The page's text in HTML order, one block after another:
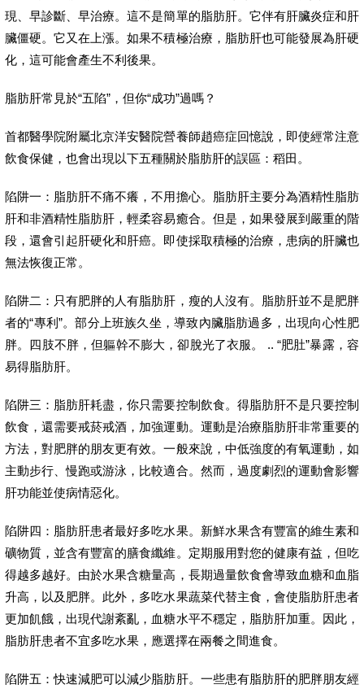
現、早診斷、早治療。這不是簡單的脂肪肝。它伴有肝臟炎症和肝
臟僵硬。它又在上漲。如果不積極治療，脂肪肝也可能發展為肝硬
化，這可能會產生不利後果。
脂肪肝常見於“五陷”，但你“成功”過嗎？
首都醫學院附屬北京洋安醫院營養師趙癌症回憶說，即使經常注意
飲食保健，也會出現以下五種關於脂肪肝的誤區：稻田。
陷阱一：脂肪肝不痛不癢，不用擔心。脂肪肝主要分為酒精性脂肪
肝和非酒精性脂肪肝，輕柔容易癒合。但是，如果發展到嚴重的階
段，還會引起肝硬化和肝癌。即使採取積極的治療，患病的肝臟也
無法恢復正常。
陷阱二：只有肥胖的人有脂肪肝，瘦的人沒有。脂肪肝並不是肥胖
者的“專利”。部分上班族久坐，導致內臟脂肪過多，出現向心性肥
胖。四肢不胖，但軀幹不膨大，卻脫光了衣服。 .. “肥肚”暴露，容
易得脂肪肝。
陷阱三：脂肪肝耗盡，你只需要控制飲食。得脂肪肝不是只要控制
飲食，還需要戒菸戒酒，加強運動。運動是治療脂肪肝非常重要的
方法，對肥胖的朋友更有效。一般來說，中低強度的有氧運動，如
主動步行、慢跑或游泳，比較適合。然而，過度劇烈的運動會影響
肝功能並使病情惡化。
陷阱四：脂肪肝患者最好多吃水果。新鮮水果含有豐富的維生素和
礦物質，並含有豐富的膳食纖維。定期服用對您的健康有益，但吃
得越多越好。由於水果含糖量高，長期過量飲食會導致血糖和血脂
升高，以及肥胖。此外，多吃水果蔬菜代替主食，會使脂肪肝患者
更加飢餓，出現代謝紊亂，血糖水平不穩定，脂肪肝加重。因此，
脂肪肝患者不宜多吃水果，應選擇在兩餐之間進食。
陷阱五：快速減肥可以減少脂肪肝。一些患有脂肪肝的肥胖朋友經